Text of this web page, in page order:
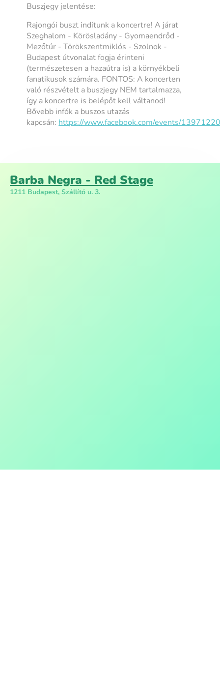
Buszjegy jelentése:
Rajongói buszt indítunk a koncertre! A járat
Szeghalom - Körösladány - Gyomaendrőd -
Mezőtúr - Törökszentmiklós - Szolnok -
Budapest útvonalat fogja érinteni
(természetesen a hazaútra is) a környékbeli
fanatikusok számára. FONTOS: A koncerten
való részvételt a buszjegy NEM tartalmazza,
így a koncertre is belépőt kell váltanod!
Bővebb infók a buszos utazás
kapcsán: https://www.facebook.com/events/
Barba Negra - Red Stage
1211 Budapest, Szállító u. 3.